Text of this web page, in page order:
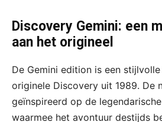
Discovery Gemini: een
aan het origineel
De Gemini edition is een
originele Discovery uit 1989. De
geïnspireerd op de
waarmee het avontuur destijds